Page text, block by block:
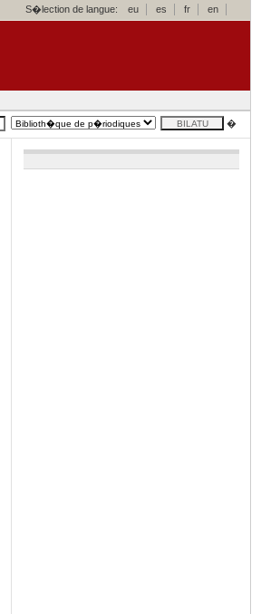
S�lection de langue: eu es fr en
�